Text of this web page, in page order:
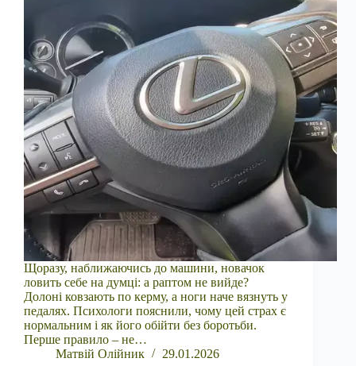
Щоразу, наближаючись до машини, новачок
ловить себе на думці: а раптом не вийде?
Долоні ковзають по керму, а ноги наче вязнуть у
педалях. Психологи пояснили, чому цей страх є
нормальним і як його обійти без боротьби.
Перше правило – не…
Матвій Олійник
29.01.2026